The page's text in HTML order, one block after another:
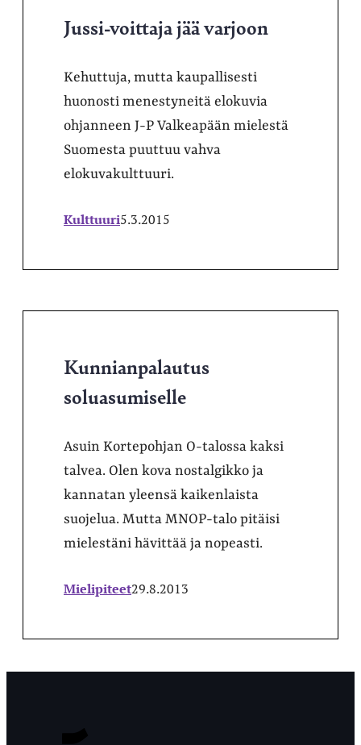
Jussi-voittaja jää varjoon
Kehuttuja, mutta kaupallisesti
huonosti menestyneitä elokuvia
ohjanneen J-P Valkeapään mielestä
Suomesta puuttuu vahva
elokuvakulttuuri.
Kulttuuri5.3.2015
Kunnianpalautus
soluasumiselle
Asuin Kortepohjan O-talossa kaksi
talvea. Olen kova nostalgikko ja
kannatan yleensä kaikenlaista
suojelua. Mutta MNOP-talo pitäisi
mielestäni hävittää ja nopeasti.
Mielipiteet29.8.2013